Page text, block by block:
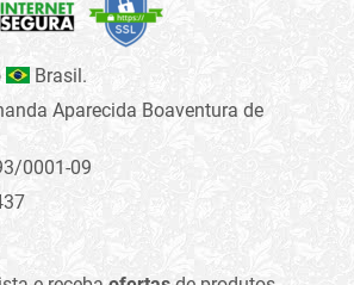
Brasil.
Aparecida Boaventura de
0001-09